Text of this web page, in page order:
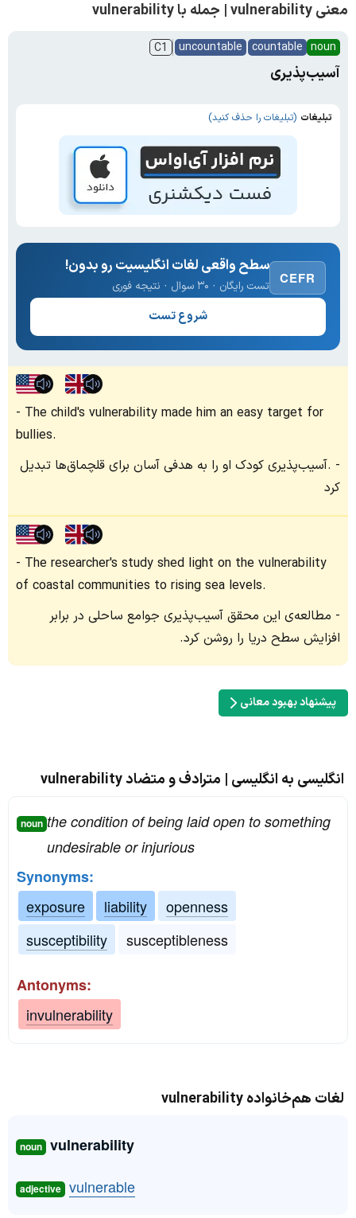
معنی vulnerability | جمله با vulnerability
noun
countable
uncountable
C1
آسیب‌پذیری
تبلیغات (تبلیغات را حذف کنید)
CEFR
سطح واقعی لغات انگلیسیت رو بدون!
تست رایگان · ۳۰ سوال · نتیجه فوری
شروع تست
The child's vulnerability made him an easy target for
bullies.
.آسیب‌پذیری کودک او را به هدفی آسان برای قلچماق‌ها تبدیل
کرد
The researcher's study shed light on the vulnerability
of coastal communities to rising sea levels.
مطالعه‌ی این محقق آسیب‌پذیری جوامع ساحلی در برابر
افزایش سطح دریا را روشن کرد.
پیشنهاد بهبود معانی
انگلیسی به انگلیسی | مترادف و متضاد vulnerability
noun the condition of being laid open to something
undesirable or injurious
Synonyms:
exposure
liability
openness
susceptibility
susceptibleness
Antonyms:
invulnerability
لغات هم‌خانواده vulnerability
noun vulnerability
adjective vulnerable